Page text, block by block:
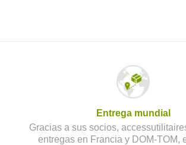
Entrega mundial
Gracias a sus socios,
entregas en Francia y DOM-TOM,